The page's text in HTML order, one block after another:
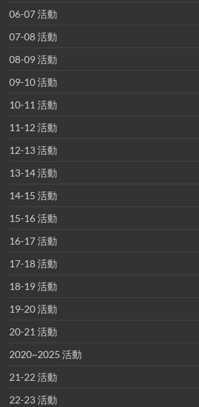
06-07 活動
07-08 活動
08-09 活動
09-10 活動
10-11 活動
11-12 活動
12-13 活動
13-14 活動
14-15 活動
15-16 活動
16-17 活動
17-18 活動
18-19 活動
19-20 活動
20-21 活動
2020~2025 活動
21-22 活動
22-23 活動